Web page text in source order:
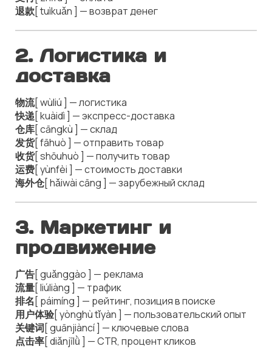
退款[ tuìkuǎn ] — возврат денег
2. Логистика и
доставка
物流[ wùliú ] — логистика
快递[ kuàidì ] — экспресс-доставка
仓库[ cāngkù ] — склад
发货[ fāhuò ] — отправить товар
收货[ shōuhuò ] — получить товар
运费[ yùnfèi ] — стоимость доставки
海外仓[ hǎiwài cāng ] — зарубежный склад
3. Маркетинг и
продвижение
广告[ guǎnggào ] — реклама
流量[ liúliàng ] — трафик
排名 [ páimíng ] — рейтинг, позиция в поиске
用户体验[ yònghù tǐyàn ] — пользовательский опыт
关键词[ guānjiàncí ] — ключевые слова
点击率[ diǎnjīlǜ ] — CTR, процент кликов